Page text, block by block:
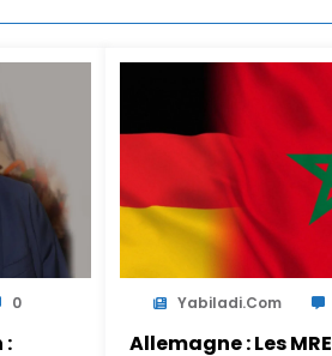
0
:
Yabiladi.com
Allemagne : Les MRE